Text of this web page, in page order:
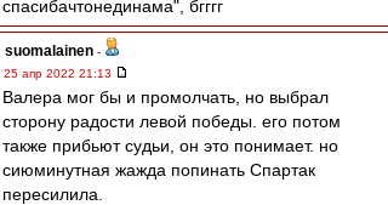
спасибачтонединама", бгггг
suomalainen -
25 апр 2022 21:13
Валера мог бы и промолчать, но выбрал
сторону радости левой победы. его потом
также прибьют судьи, он это понимает. но
сиюминутная жажда попинать Спартак
пересилила.